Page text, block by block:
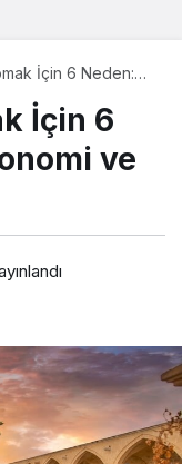
İçin 6 Neden:
İçin 6
ve